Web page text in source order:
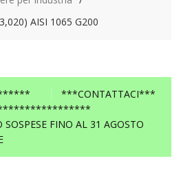
AISI 1065 G200
***CONTATTACI***
FINO AL 31 AGOSTO